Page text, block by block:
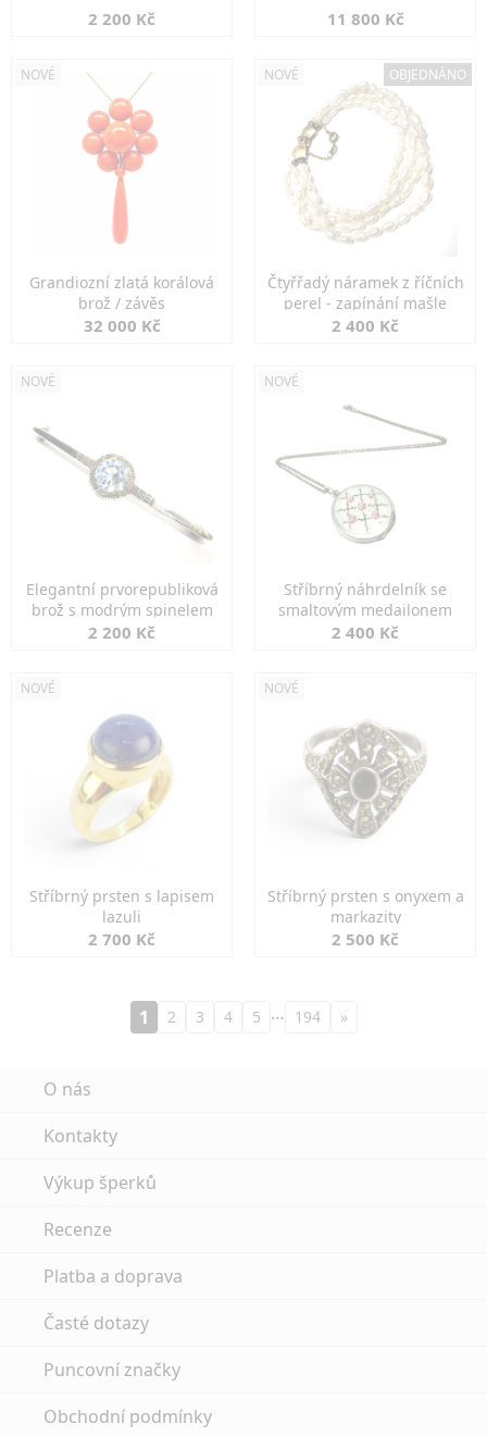
2 200 Kč 11 800 Kč
NOVÉ
Grandiozní zlatá korálová
brož / závěs
32 000 Kč
NOVÉ OBJEDNÁNO
Čtyřřadý náramek z říčních
perel - zapínání mašle
2 400 Kč
NOVÉ
Elegantní prvorepubliková
brož s modrým spinelem
2 200 Kč
NOVÉ
Stříbrný náhrdelník se
smaltovým medailonem
2 400 Kč
NOVÉ
Stříbrný prsten s lapisem
lazuli
2 700 Kč
NOVÉ
Stříbrný prsten s onyxem a
markazity
2 500 Kč
1 2 3 4 5 … 194 »
O nás
Kontakty
Výkup šperků
Recenze
Platba a doprava
Časté dotazy
Puncovní značky
Obchodní podmínky